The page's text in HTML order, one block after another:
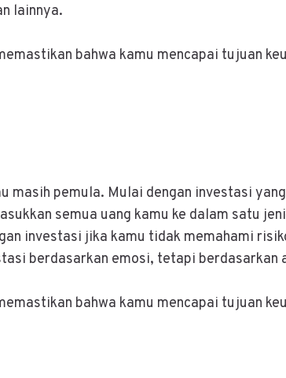
lainnya.
bahwa kamu mencapai tujuan
pemula. Mulai dengan investasi
semua uang kamu ke dalam satu
investasi jika kamu tidak memahami
berdasarkan emosi, tetapi berdasarkan
bahwa kamu mencapai tujuan